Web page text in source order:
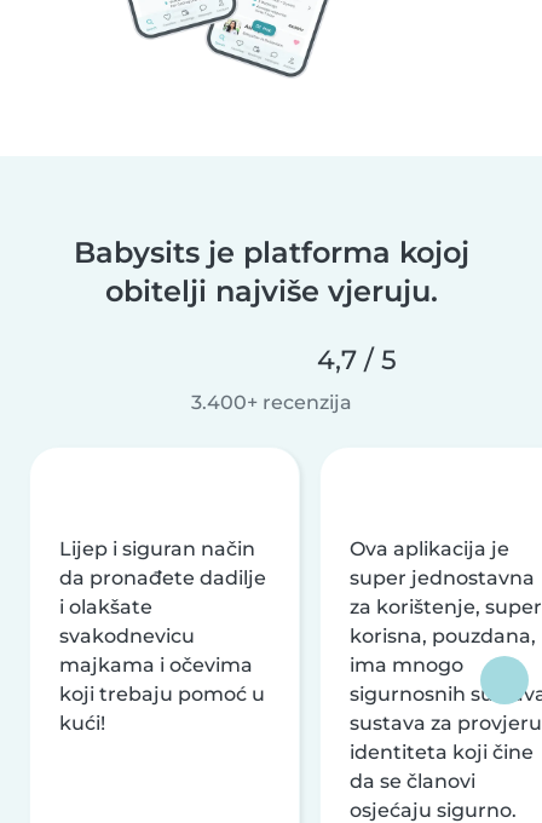
Babysits je platforma kojoj
obitelji najviše vjeruju.
4,7 / 5
3.400+ recenzija
Lijep i siguran način
da pronađete dadilje
i olakšate
svakodnevicu
majkama i očevima
koji trebaju pomoć u
kući!
Ova aplikacija je
super jednostavna
za korištenje, super
korisna, pouzdana,
ima mnogo
sigurnosnih
sustava za provjeru
identiteta koji čine
da se članovi
osjećaju sigurno.